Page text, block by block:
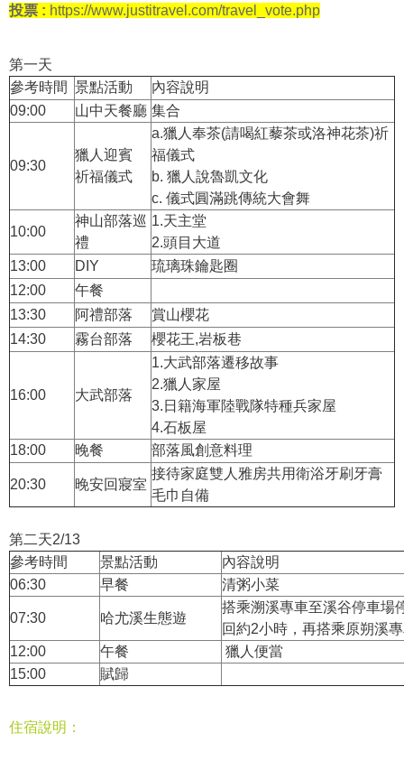
投票 : https://www.justitravel.com/travel_vote.php
第一天
參考時間 景點活動
內容說明
09:00
山中天餐廳 集合
09:30
獵人迎賓
祈福儀式
a.獵人奉茶(請喝紅藜茶或洛神花茶)祈
福儀式
b. 獵人說魯凱文化
c. 儀式圓滿跳傳統大會舞
10:00
神山部落巡
禮
1.天主堂
2.頭目大道
13:00
DIY
琉璃珠鑰匙圈
12:00
午餐
13:30
阿禮部落
賞山櫻花
14:30
霧台部落 櫻花王,岩板巷
16:00 大武部落
1.大武部落遷移故事
2.獵人家屋
3.日籍海軍陸戰隊特種兵家屋
4.石板屋
18:00
晚餐 部落風創意料理
20:30 晚安回寢室
接待家庭雙人雅房共用衛浴牙刷牙膏
毛巾自備
第二天2/13
參考時間
景點活動
內容說明
06:30
早餐 清粥小菜
07:30 哈尤溪生態遊
搭乘溯溪專車至溪谷停車場
回約2小時，再搭乘原朔溪
12:00
午餐
獵人便當
15:00
賦歸
住宿說明：